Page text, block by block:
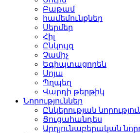
Բաթամ
համեմունքներ
Սերմեր
Հիլ
Ընկույզ
Չամիչ
Եգիպտացորեն
Սոյա
Պղպեղ
Վարդի թերթիկ
Նորություններ
Ընկերության
Ցուցահանդես
Արդյունաբերական